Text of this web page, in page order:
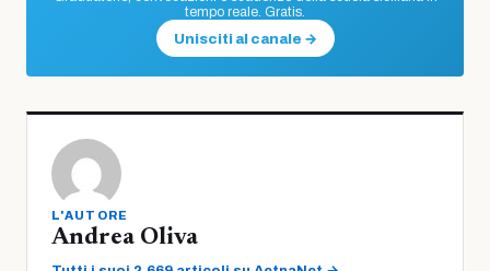
tempo reale. Gratis.
Unisciti al canale →
L'AUTORE
Andrea Oliva